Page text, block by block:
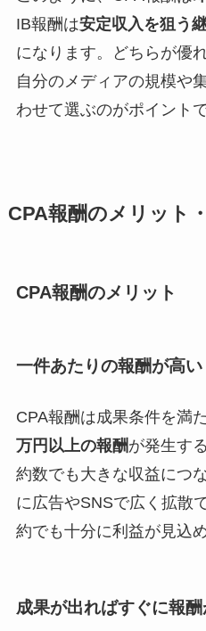
IB報酬は安定収入を狙う
になります。どちらが優
自分のメディアの規模や
わせて選ぶのがポイントで
CPA報酬のメリット
CPA報酬のメリット
一件あたりの報酬が高い
CPA報酬は成果条件を満
万円以上の報酬が発生す
約数でも大きな収益につ
に広告やSNSで広く拡散
約でも十分に利益が見込め
成果が出ればすぐに報